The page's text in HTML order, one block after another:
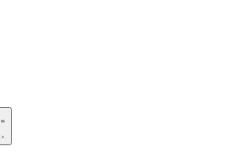
Открыть меню